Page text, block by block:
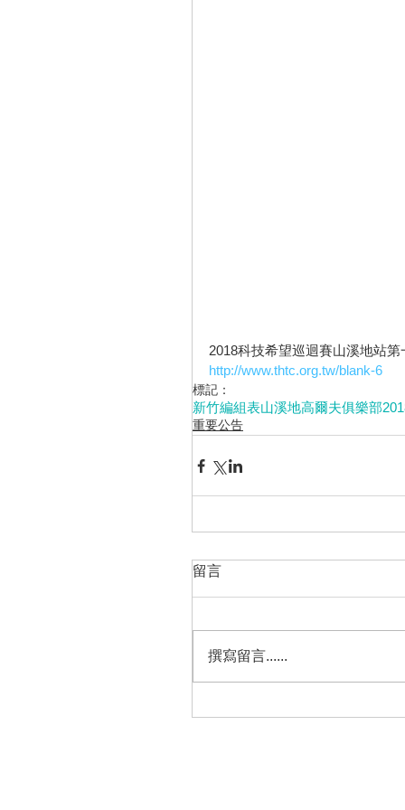
2018科技希望巡迴賽山溪地站
http://www.thtc.org.tw/blank-6
標記：
新竹編組表山溪地高爾夫俱樂部
重要公告
留言
撰寫留言......